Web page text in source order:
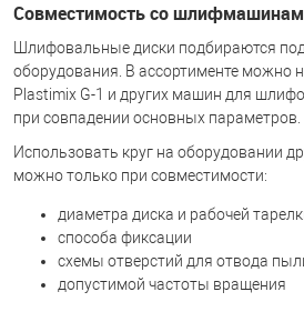
Совместимость со
Шлифовальные диски подбираются
оборудования. В ассортименте можно
Plastimix G-1 и других машин для
при совпадении основных параметров.
Использовать круг на оборудовании
можно только при совместимости:
диаметра диска и рабочей
способа фиксации
схемы отверстий для отвода
допустимой частоты вращения